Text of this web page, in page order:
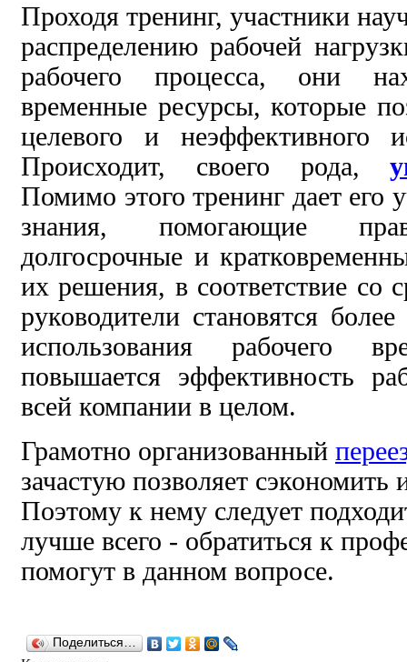
Проходя тренинг, участники
распределениюрабочей
рабочего процесса, они
временные ресурсы, которые
целевого и неэффективного
Происходит,
своего рода,
Помимо этого тренинг дает его
знания,
помогающие
долгосрочные и
их решения, в соответствие со
руководители становятся
использования рабочего
повышается эффективность
всей компании в целом.
Грамотно организованный
зачастую позволяет сэкономить
Поэтому к нему следует
лучше всего - обратиться к
помогут в данном вопросе.
Поделиться…